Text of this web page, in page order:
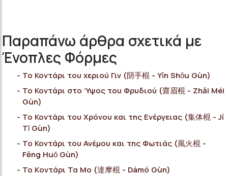
Παραπάνω άρθρα σχετικά με
Ένοπλες Φόρμες
Το Κοντάρι του χεριού Γιν (阴手棍 - Yīn Shǒu Gùn)
Το Κοντάρι στο Ύψος του Φρυδιού (齋眉棍 - Zhāi Méi
Gùn)
Το Κοντάρι του Χρόνου και της Ενέργειας (集体棍 - Jí
Tǐ Gùn)
Το Κοντάρι του Ανέμου και της Φωτιάς (風火棍 -
Fēng Huǒ Gùn)
Το Kοντάρι Τα Μο (達摩棍 - Dámó Gùn)